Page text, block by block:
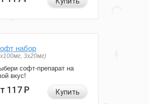
набор
3x20мг)
софт-препарат на
вкус!
117Р Купить